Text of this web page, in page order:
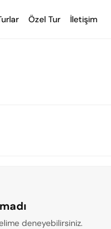
Özel Tur İletişim
deneyebilirsiniz.